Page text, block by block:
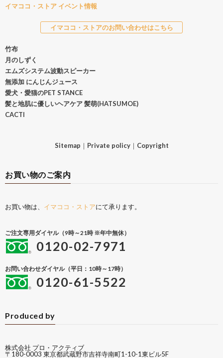
イマココ・ストア イベント情報
イマココ・ストアのお問い合わせはこちら
竹布
月のしずく
エムズシステム波動スピーカー
無添加 にんじんジュース
愛犬・愛猫のPET STANCE
髪と地肌に優しいヘアケア 髪萌(HATSUMOE)
CACTI
Sitemap ｜ Private policy｜ Copyright
お買い物のご案内
お買い物は、 イマココ・ストアにて承ります。
ご注文専用ダイヤル（9時～21時 ※年中無休）
0120-02-7971
お問い合わせダイヤル（平日：10時～17時）
0120-61-5522
Produced by
株式会社 プロ・アクティブ
〒180-0003 東京都武蔵野市吉祥寺南町1-10-1東ビル5F